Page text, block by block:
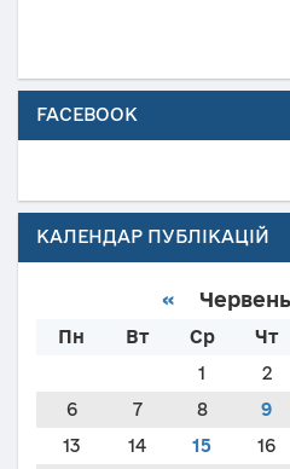
FACEBOOK
КАЛЕНДАР ПУБЛІКАЦІЙ
«
Пн Вт Ср Чт
1
2
6
7 8 9
13
14 15 16